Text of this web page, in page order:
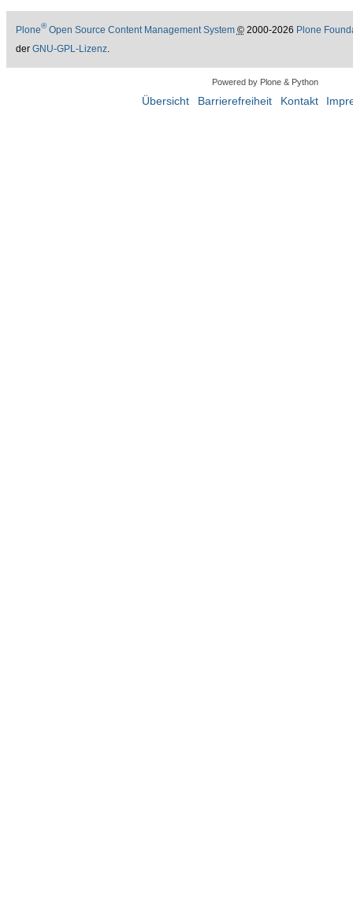
Plone®Open Source Content Management System ©2000-2026 Plone
der GNU-GPL-Lizenz.
Powered by Plone & Python
Übersicht Barrierefreiheit Kontakt